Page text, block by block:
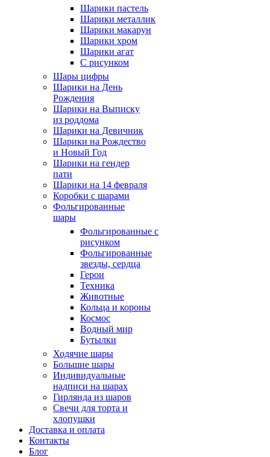
Шарики пастель
Шарики металлик
Шарики макарун
Шарики хром
Шарики агат
С рисунком
Шары цифры
Шарики на День
Рождения
Шарики на Выписку
из роддома
Шарики на Девичник
Шарики на Рождество
и Новый Год
Шарики на гендер
пати
Шарики на 14 февраля
Коробки с шарами
Фольгированные
шары
Фольгированные с
рисунком
Фольгированные
звезды, сердца
Герои
Техника
Животные
Кольца и короны
Космос
Водный мир
Бутылки
Ходячие шары
Большие шары
Индивидуальные
надписи на шарах
Гирлянда из шаров
Свечи для торта и
хлопушки
Доставка и оплата
Контакты
Блог